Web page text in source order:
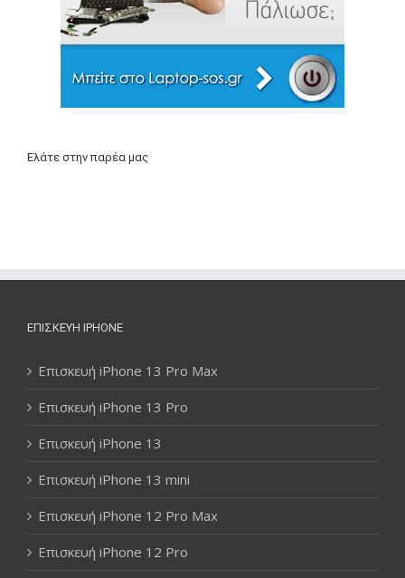
Ελάτε στην παρέα μας
ΕΠΙΣΚΕΥΉ IPHONE
Επισκευή iPhone 13 Pro Max
Επισκευή iPhone 13 Pro
Επισκευή iPhone 13
Επισκευή iPhone 13 mini
Επισκευή iPhone 12 Pro Max
Επισκευή iPhone 12 Pro